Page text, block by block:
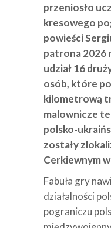
przeniosło
kresowego
powieści
patrona 2026
udział 16
osób, które
kilometrową
malownicze
polsko-
zostały
Cerkiewnym
Fabuła gry
działalności
pograniczu